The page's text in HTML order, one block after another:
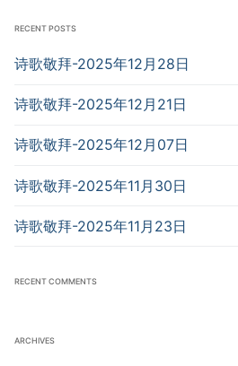
RECENT POSTS
诗歌敬拜-2025年12月28日
诗歌敬拜-2025年12月21日
诗歌敬拜-2025年12月07日
诗歌敬拜-2025年11月30日
诗歌敬拜-2025年11月23日
RECENT COMMENTS
ARCHIVES